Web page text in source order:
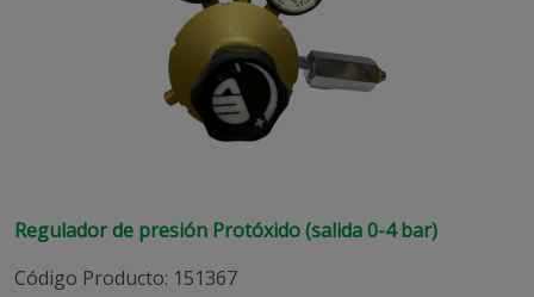
Regulador de presión Protóxido (salida 0-4 bar)
Código Producto: 151367